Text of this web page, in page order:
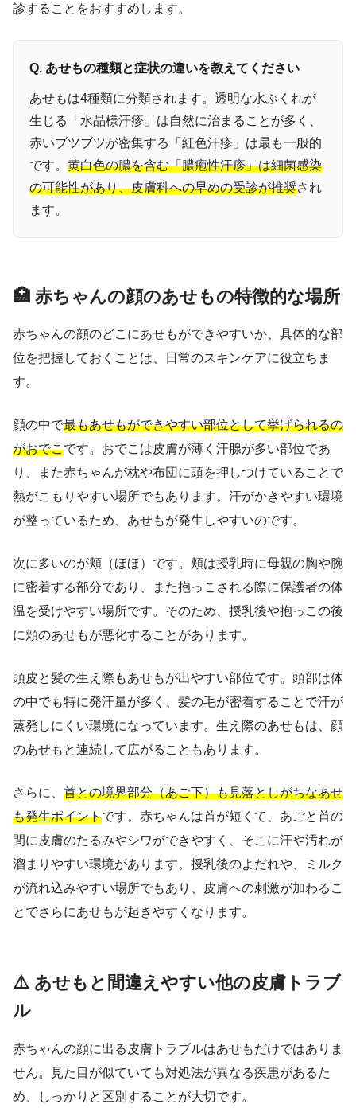
診することをおすすめします。
Q. あせもの種類と症状の違いを教えてください
あせもは4種類に分類されます。透明な水ぶくれが
生じる「水晶様汗疹」は自然に治まることが多く、
赤いブツブツが密集する「紅色汗疹」は最も一般的
です。 黄白色の膿を含む「膿疱性汗疹」は細菌感染
の可能性があり、皮膚科への早めの受診が推奨され
ます。
🏥 赤ちゃんの顔のあせもの特徴的な場所
赤ちゃんの顔のどこにあせもができやすいか、具体的な部
位を把握しておくことは、日常のスキンケアに役立ちま
す。
顔の中で最もあせもができやすい部位として挙げられるの
がおでこです。おでこは皮膚が薄く汗腺が多い部位であ
り、また赤ちゃんが枕や布団に頭を押しつけていることで
熱がこもりやすい場所でもあります。汗がかきやすい環境
が整っているため、あせもが発生しやすいのです。
次に多いのが頬（ほほ）です。頬は授乳時に母親の胸や腕
に密着する部分であり、また抱っこされる際に保護者の体
温を受けやすい場所です。そのため、授乳後や抱っこの後
に頬のあせもが悪化することがあります。
頭皮と髪の生え際もあせもが出やすい部位です。頭部は体
の中でも特に発汗量が多く、髪の毛が密着することで汗が
蒸発しにくい環境になっています。生え際のあせもは、顔
のあせもと連続して広がることもあります。
さらに、 首との境界部分（あご下）も見落としがちなあせ
も発生ポイントです。赤ちゃんは首が短くて、あごと首の
間に皮膚のたるみやシワができやすく、そこに汗や汚れが
溜まりやすい環境があります。授乳後のよだれや、ミルク
が流れ込みやすい場所でもあり、皮膚への刺激が加わるこ
とでさらにあせもが起きやすくなります。
⚠️ あせもと間違えやすい他の皮膚トラブ
ル
赤ちゃんの顔に出る皮膚トラブルはあせもだけではありま
せん。見た目が似ていても対処法が異なる疾患があるた
め、しっかりと区別することが大切です。